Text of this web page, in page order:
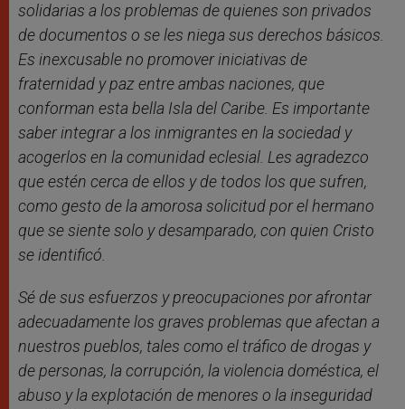
solidarias a los problemas de quienes son privados
de documentos o se les niega sus derechos básicos.
Es inexcusable no promover iniciativas de
fraternidad y paz entre ambas naciones, que
conforman esta bella Isla del Caribe. Es importante
saber integrar a los inmigrantes en la sociedad y
acogerlos en la comunidad eclesial. Les agradezco
que estén cerca de ellos y de todos los que sufren,
como gesto de la amorosa solicitud por el hermano
que se siente solo y desamparado, con quien Cristo
se identificó.
Sé de sus esfuerzos y preocupaciones por afrontar
adecuadamente los graves problemas que afectan a
nuestros pueblos, tales como el tráfico de drogas y
de personas, la corrupción, la violencia doméstica, el
abuso y la explotación de menores o la inseguridad